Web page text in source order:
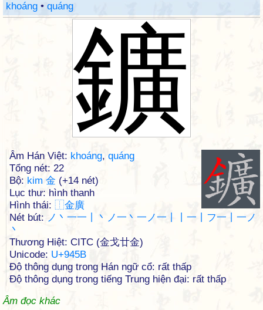
khoáng • quáng
鑛
Âm Hán Việt: khoáng, quáng
Tổng nét: 22
Bộ: kim 金 (+14 nét)
Lục thư: hình thanh
Hình thái: ⿰金廣
Nét bút: ノ丶一一丨丶ノ一丶一ノ一丨丨一丨フ一丨一ノ
丶
Thương Hiệt: CITC (金戈廿金)
Unicode: U+945B
Độ thông dụng trong Hán ngữ cổ: rất thấp
Độ thông dụng trong tiếng Trung hiện đại: rất thấp
Âm đọc khác